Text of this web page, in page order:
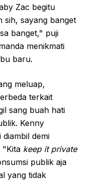
Zac begitu
sih, sayang banget
banget," puji
menikmati
baru.
meluap,
terkait
sang buah hati
Kenny
demi
"Kita keep it private
publik aja
yang tidak